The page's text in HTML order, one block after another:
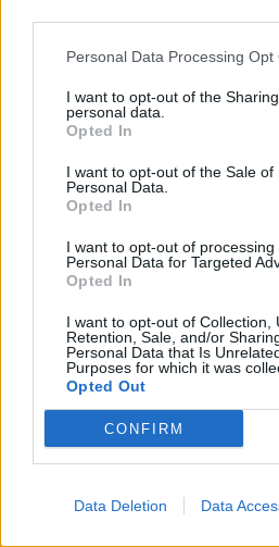
Personal Data Processing Opt
I want to opt-out of the
personal data.
Opted In
I want to opt-out of the Sale of
Personal Data.
Opted In
I want to opt-out of processing
Personal Data for Targeted
Opted In
I want to opt-out of Collection,
Retention, Sale, and/or
Personal Data that Is
Purposes for which it was
Opted Out
CONFIRM
Data Deletion Data
00:00